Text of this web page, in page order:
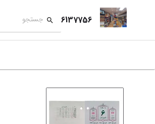
6137756